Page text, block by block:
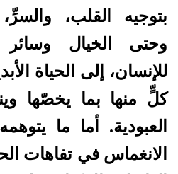
بتوجيه القلب،
وحتى الخيال وسائر
للإنسان، إلى الحياة
كلٍّ منها بما يخصّها
العبودية. أما ما
الانغماس في تفاهات